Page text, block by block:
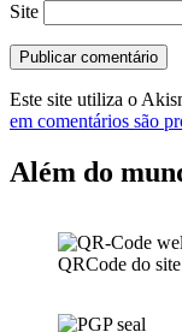
Site
Este site utiliza o
em comentários são
Além do
QRCode do site